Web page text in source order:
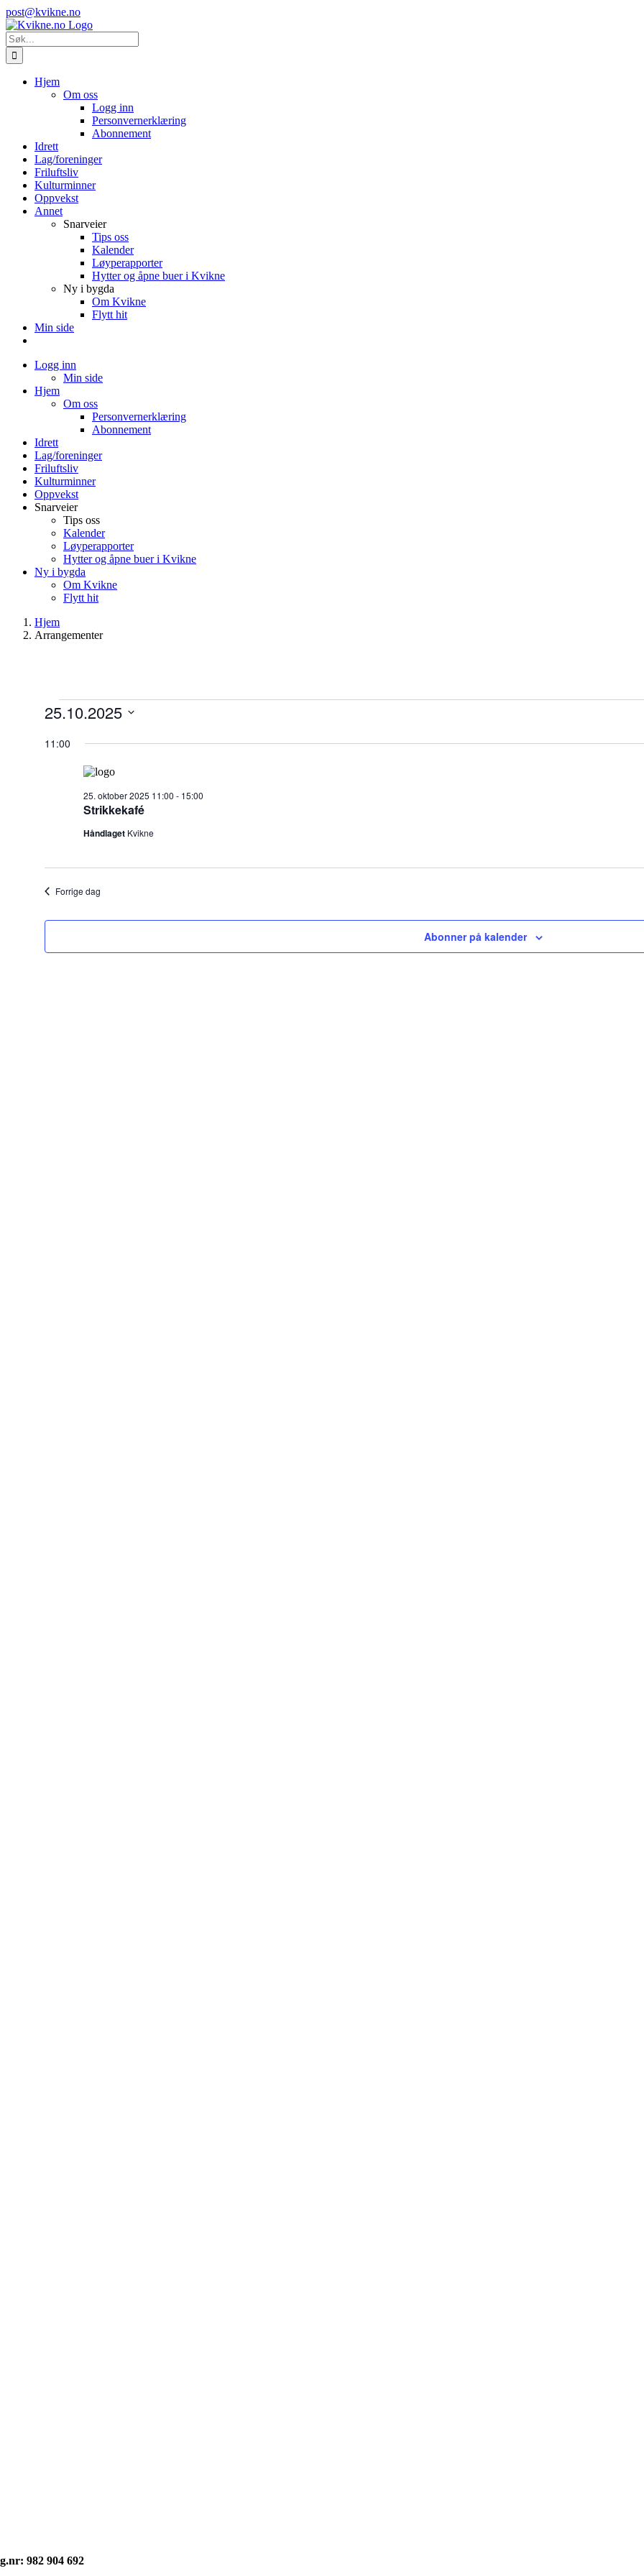
Skip
to
content
Instagram
E-
post
post@kvikne.no
Søk
etter:
Hjem
Om oss
Logg inn
Personvernerklæring
Abonnement
Idrett
Lag/foreninger
Friluftsliv
Kulturminner
Oppvekst
Annet
Snarveier
Tips oss
Kalender
Løyperapporter
Hytter og åpne buer i Kvikne
Ny i bygda
Om Kvikne
Flytt hit
Min side
Logg inn
Min side
Hjem
Om oss
Personvernerklæring
Abonnement
Idrett
Lag/foreninger
Friluftsliv
Kulturminner
Oppvekst
Snarveier
Tips oss
Kalender
Løyperapporter
Hytter og åpne buer i Kvikne
Ny i bygda
Om Kvikne
Flytt hit
Hjem
Arrangementer
Arrangementer
den
25.
25.10.2025
dato.
11:00
Strikkekafé
25. oktober 2025 11:00 - 15:00
Håndlaget Kvikne
Forrige dag
Abonner på kalender
982 904 692